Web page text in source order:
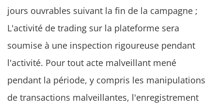
jours ouvrables suivant la fin de la campagne ;
L'activité de trading sur la plateforme sera
soumise à une inspection rigoureuse pendant
l'activité. Pour tout acte malveillant mené
pendant la période, y compris les manipulations
de transactions malveillantes, l'enregistrement